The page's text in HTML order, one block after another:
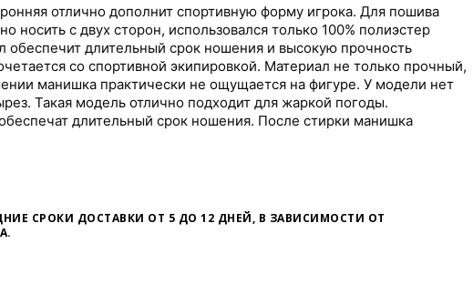
отлично дополнит спортивную форму игрока. Для пошива
носить с двух сторон, использовался только 100% полиэстер
обеспечит длительный срок ношения и высокую прочность
со спортивной экипировкой. Материал не только прочный,
манишка практически не ощущается на фигуре. У модели нет
Такая модель отлично подходит для жаркой погоды.
длительный срок ношения. После стирки манишка
СРОКИ ДОСТАВКИ ОТ 5 ДО 12 ДНЕЙ, В ЗАВИСИМОСТИ ОТ